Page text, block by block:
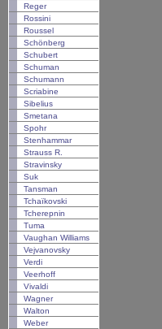
Reger
Rossini
Roussel
Schönberg
Schubert
Schuman
Schumann
Scriabine
Sibelius
Smetana
Spohr
Stenhammar
Strauss R.
Stravinsky
Suk
Tansman
Tchaïkovski
Tcherepnin
Tuma
Vaughan Williams
Vejvanovsky
Verdi
Veerhoff
Vivaldi
Wagner
Walton
Weber